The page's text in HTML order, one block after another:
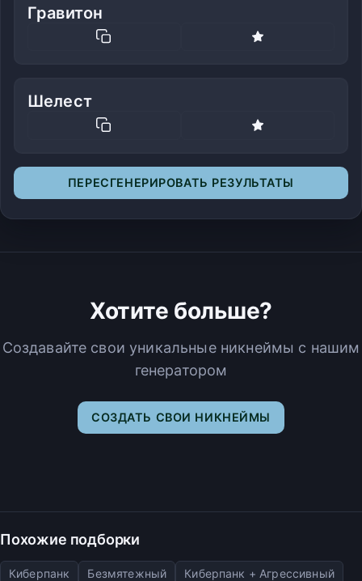
Гравитон
Шелест
ПЕРЕСГЕНЕРИРОВАТЬ РЕЗУЛЬТАТЫ
Хотите больше?
Создавайте свои уникальные никнеймы с нашим
генератором
СОЗДАТЬ СВОИ НИКНЕЙМЫ
Похожие подборки
Киберпанк Безмятежный
Киберпанк + Агрессивный